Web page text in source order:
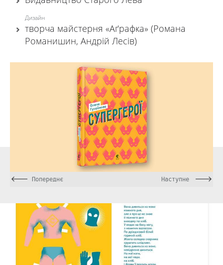
Дизайн
творча майстерня «Аґрафка» (Романа
Романишин, Андрій Лесів)
Наступне
Попереднє